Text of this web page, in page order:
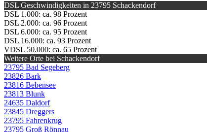
DSL Geschwindigkeiten in 23795 Schackendorf
DSL 1.000: ca. 98 Prozent
DSL 2.000: ca. 96 Prozent
DSL 6.000: ca. 95 Prozent
DSL 16.000: ca. 93 Prozent
VDSL 50.000: ca. 65 Prozent
Weitere Orte bei Schackendorf
23795 Bad Segeberg
23826 Bark
23816 Bebensee
23813 Blunk
24635 Daldorf
23845 Dreggers
23795 Fahrenkrug
23795 Groß Rönnau